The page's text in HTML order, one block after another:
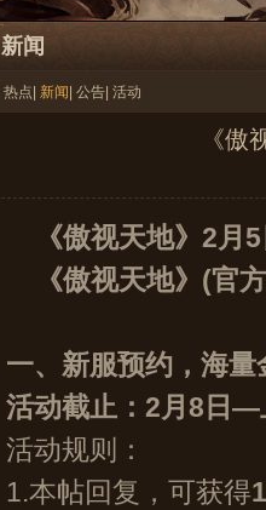
新闻
热点 新闻 公告 活动
《
《傲视天地》2
《傲视天地》(官
一、新服预约，海量
活动截止：2月8日
活动规则：
1.本帖回复，可获得